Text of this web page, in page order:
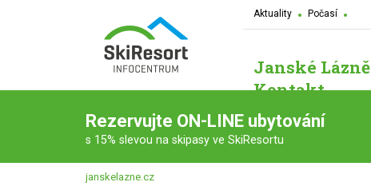
Aktuality Počasí
Janské Lázně
Kontakt
Rezervujte ON-LINE ubytování
s 15% slevou na skipasy ve SkiResortu
janskelazne.cz